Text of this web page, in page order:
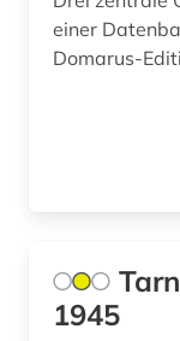
einer
Domarus-
1945